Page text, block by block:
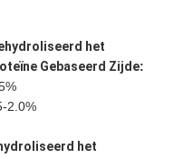
het
Gebaseerd Zijde:
2.0%
het